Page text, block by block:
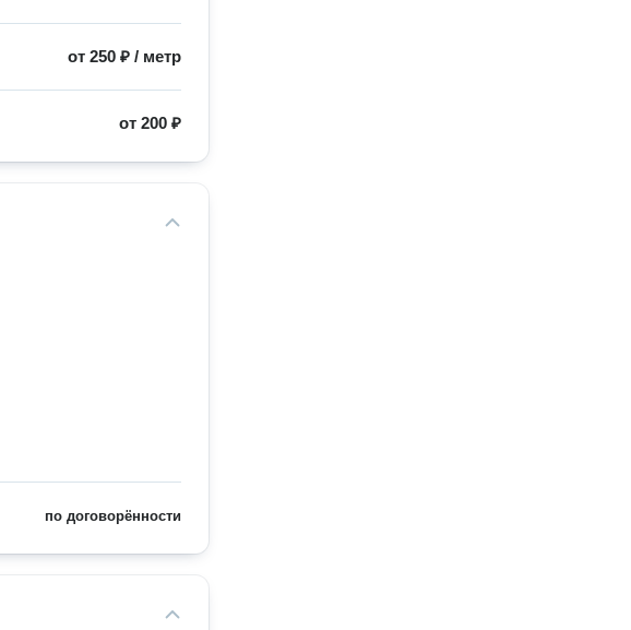
от250 ₽ / метр
от200 ₽
по договорённости